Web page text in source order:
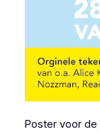
Poster voor de